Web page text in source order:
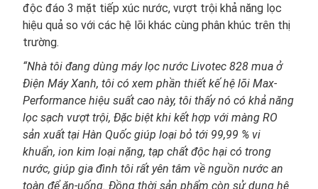
độc đáo 3 mặt tiếp xúc nước, vượt trội khả năng lọc
hiệu quả so với các hệ lõi khác cùng phân khúc trên thị
trường.
“Nhà tôi đang dùng máy lọc nước Livotec 828 mua ở
Điện Máy Xanh, tôi có xem phần thiết kế hệ lõi Max-
Performance hiệu suất cao này, tôi thấy nó có khả năng
lọc sạch vượt trội, Đặc biệt khi kết hợp với màng RO
sản xuất tại Hàn Quốc giúp loại bỏ tới 99,99 % vi
khuẩn, ion kim loại nặng, tạp chất độc hại có trong
nước, giúp gia đình tôi rất yên tâm về nguồn nước an
toàn để ăn-uống. Đồng thời sản phẩm còn sử dụng hệ